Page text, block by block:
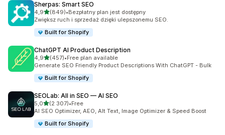
Sherpas: Smart SEO
4,9na 5 gwiazdek
(849)
Łączna liczba recenzji: 849
•Bezpłatny plan jest dostępny
Zwiększ ruch i sprzedaż dzięki ulepszonemu SEO.
Built for Shopify
ChatGPT AI Product Description
4,9na 5 gwiazdek
(457)
Łączna liczba recenzji: 457
•Free plan available
Generate SEO Friendly Product Descriptions With ChatGPT - Bulk
Built for Shopify
SEOLab: All in SEO — AI SEO
5,0na 5 gwiazdek
(2 307)
Łączna liczba recenzji: 2307
•Free
AI SEO Optimizer, AEO, Alt Text, Image Optimizer & Speed Boost
Built for Shopify